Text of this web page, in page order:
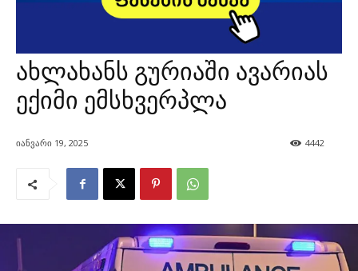
ახლახანს გურიაში ავარიას
ექიმი ემსხვერპლა
იანვარი 19, 2025 4442